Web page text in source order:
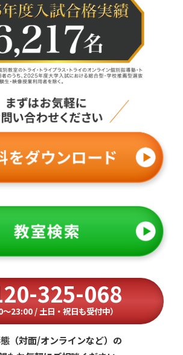
325-068
〜23:00 / 土日・祝日も受付中）
（対面/オンラインなど）の